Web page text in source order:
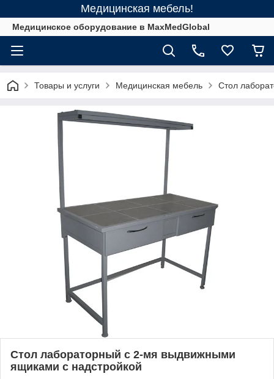
Медицинская мебель!
Медицинское оборудование в MaxMedGlobal
Товары и услуги Медицинская мебель Стол
Стол лабораторный с 2-мя выдвижными
ящиками с надстройкой